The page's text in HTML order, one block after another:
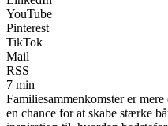
YouTube
Pinterest
TikTok
Mail
RSS
7 min
Familiesammenkomster er
en chance for at skabe stærke